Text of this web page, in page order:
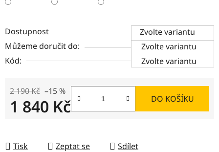
Dostupnost
Zvolte variantu
Můžeme doručit do:
Zvolte variantu
Kód:
Zvolte variantu
2 190 Kč –15 %
1 840 Kč DO KOŠÍKU
Tisk Zeptat se Sdílet